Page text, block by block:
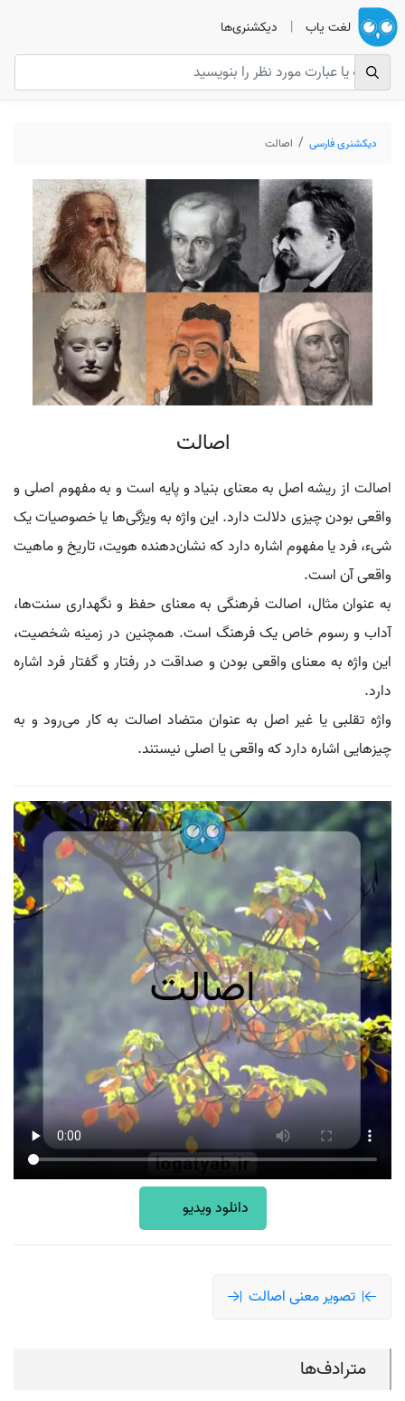
لغت یاب | دیکشنری‌ها
دیکشنری فارسی اصالت
اصالت
اصالت از ریشه اصل به معنای بنیاد و پایه است و به مفهوم اصلی و
واقعی بودن چیزی دلالت دارد. این واژه به ویژگی‌ها یا خصوصیات یک
شیء، فرد یا مفهوم اشاره دارد که نشان‌دهنده هویت، تاریخ و ماهیت
واقعی آن است.
به عنوان مثال، اصالت فرهنگی به معنای حفظ و نگهداری سنت‌ها،
آداب و رسوم خاص یک فرهنگ است. همچنین در زمینه شخصیت،
این واژه به معنای واقعی بودن و صداقت در رفتار و گفتار فرد اشاره
دارد.
واژه تقلبی یا غیر اصل به عنوان متضاد اصالت به کار می‌رود و به
چیزهایی اشاره دارد که واقعی یا اصلی نیستند.
دانلود ویدیو
تصویر معنی اصالت
مترادف‌ها